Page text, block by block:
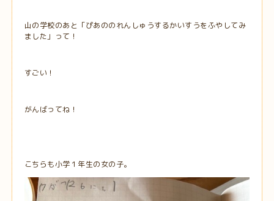
山の学校のあと「ぴあののれんしゅうするかいすうをふやしてみ
ました」って！
すごい！
がんばってね！
こちらも小学１年生の女の子。